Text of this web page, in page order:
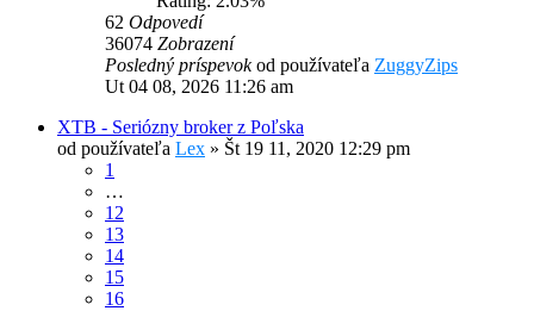
62 Odpovedí
36074 Zobrazení
Posledný príspevokod používateľa ZuggyZips
Ut 04 08, 2026 11:26 am
XTB - Seriózny broker z Poľska
od používateľa Lex » Št 19 11, 2020 12:29 pm
1
…
12
13
14
15
16